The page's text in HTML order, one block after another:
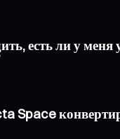
есть ли у
Space